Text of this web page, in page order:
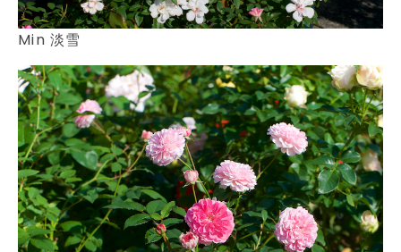
Min 淡雪